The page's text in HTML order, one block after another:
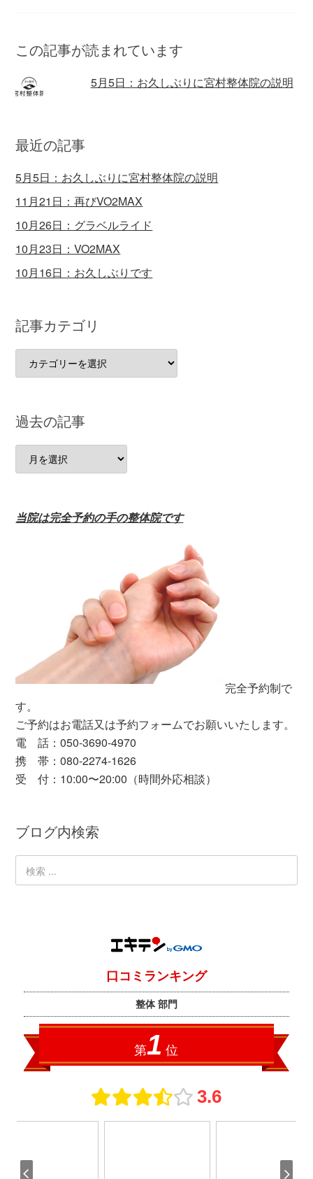
この記事が読まれています
5月5日：お久しぶりに宮村整体院の説明
最近の記事
5月5日：お久しぶりに宮村整体院の説明
11月21日：再びVO2MAX
10月26日：グラベルライド
10月23日：VO2MAX
10月16日：お久しぶりです
記事カテゴリ
事
ゴ
リ
過去の記事
去
事
当院は完全予約の手の整体院です
完全予約制で
す。
ご予約はお電話又は予約フォームでお願いいたします。
電 話：050-3690-4970
携 帯：080-2274-1626
受 付：10:00〜20:00（時間外応相談）
ブログ内検索